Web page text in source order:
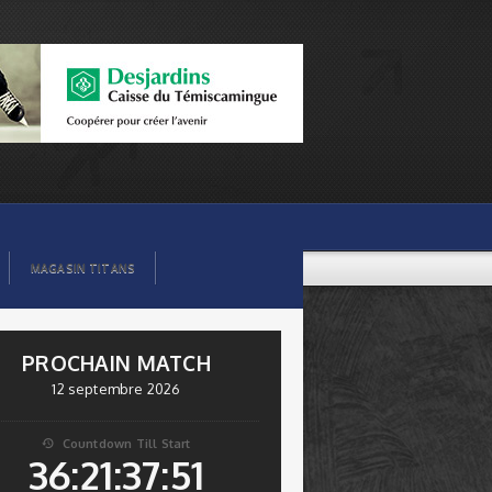
MAGASIN TITANS
PROCHAIN MATCH
12 septembre 2026
 Countdown Till Start
36:21:37:51